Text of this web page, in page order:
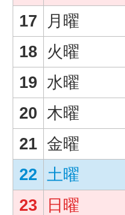
17
月曜
18 火曜
19 水曜
20 木曜
21 金曜
22
土曜
23
日曜